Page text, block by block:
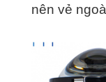
nên vẻ